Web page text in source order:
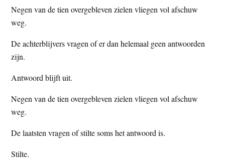
Negen van de tien overgebleven zielen vliegen vol afschuw
weg.
De achterblijvers vragen of er dan helemaal geen antwoorden
zijn.
Antwoord blijft uit.
Negen van de tien overgebleven zielen vliegen vol afschuw
weg.
De laatsten vragen of stilte soms het antwoord is.
Stilte.